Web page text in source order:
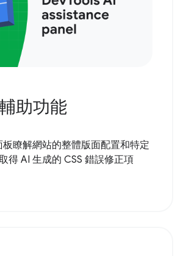
助功能
瞭解網站的整體版面配置和特定
得 AI 生成的 CSS 錯誤修正項